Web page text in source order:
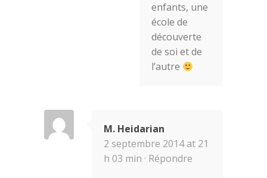
enfants, une
école de
découverte
de soi et de
l’autre
M. Heidarian
2 septembre 2014 at 21
h 03 min · Répondre